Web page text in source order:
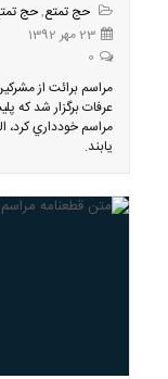
حج تمتع,حج تمتع
23 مهر 1392
0
مراسم برائت از
عرفات برگزار شد كه
مراسم خودداري كرد،
يابند.